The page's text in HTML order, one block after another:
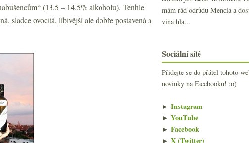
(13.5 – 14.5% alkoholu). Tenhle
sladce ovocitá, líbivější ale dobře postavená a
mám rád odrůdu Mencía a
vína hla...
Sociální sítě
Přidejte se do přátel tohoto
novinky na Facebooku! :o)
► Instagram
► YouTube
► Facebook
► X (Twitter)